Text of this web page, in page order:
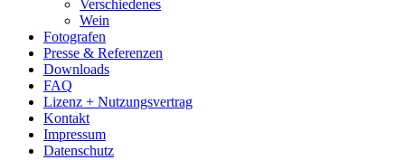
Verschiedenes
Wein
Fotografen
Presse & Referenzen
Downloads
FAQ
Lizenz + Nutzungsvertrag
Kontakt
Impressum
Datenschutz